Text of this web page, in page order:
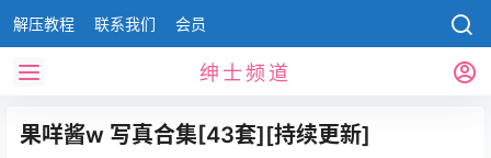
解压教程 联系我们 会员
绅士频道
果咩酱w 写真合集[43套][持续更新]